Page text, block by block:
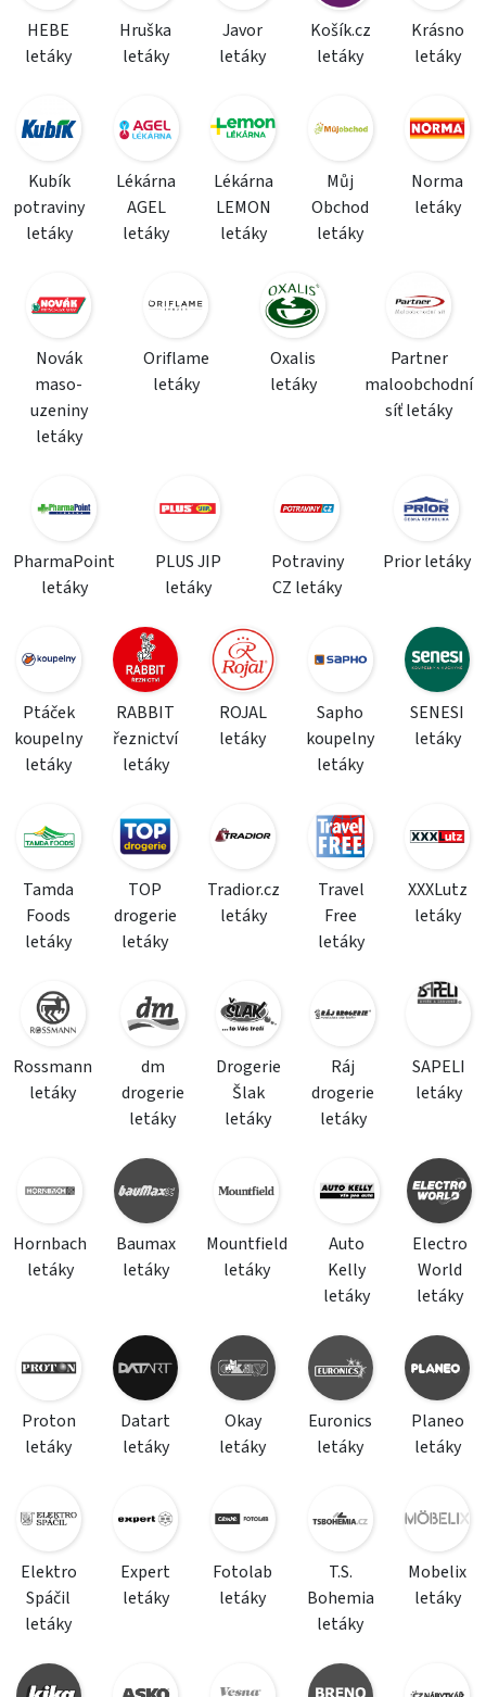
HEBE
letáky
Hruška
letáky
Javor
letáky
Košík.cz
letáky
Krásno
letáky
Kubík
potraviny
letáky
Lékárna
AGEL
letáky
Lékárna
LEMON
letáky
Můj
Obchod
letáky
Norma
letáky
Novák
maso-
uzeniny
letáky
Oriflame
letáky
Oxalis
letáky
Partner
maloobchodní
síť letáky
PharmaPoint
letáky
PLUS JIP
letáky
Potraviny
CZ letáky
Prior letáky
Ptáček
koupelny
letáky
RABBIT
řeznictví
letáky
ROJAL
letáky
Sapho
koupelny
letáky
SENESI
letáky
Tamda
Foods
letáky
TOP
drogerie
letáky
Tradior.cz
letáky
Travel
Free
letáky
XXXLutz
letáky
Rossmann
letáky
dm
drogerie
letáky
Drogerie
Šlak
letáky
Ráj
drogerie
letáky
SAPELI
letáky
Hornbach
letáky
Baumax
letáky
Mountfield
letáky
Auto
Kelly
letáky
Electro
World
letáky
Proton
letáky
Datart
letáky
Okay
letáky
Euronics
letáky
Planeo
letáky
Elektro
Spáčil
letáky
Expert
letáky
Fotolab
letáky
T.S.
Bohemia
letáky
Mobelix
letáky